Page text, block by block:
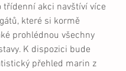
třídenní akci navštíví více
které si kormě
prohlédnou všechny
K dispozici bude
přehled marin z